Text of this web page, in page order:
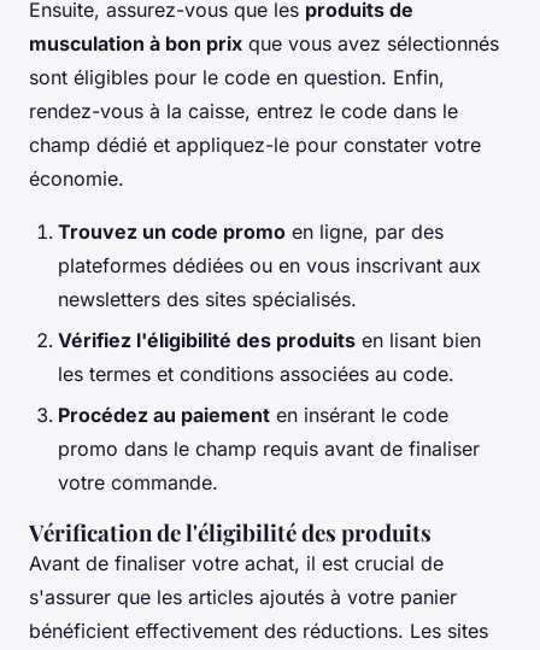
Ensuite, assurez-vous que les produits de
musculation à bon prix que vous avez sélectionnés
sont éligibles pour le code en question. Enfin,
rendez-vous à la caisse, entrez le code dans le
champ dédié et appliquez-le pour constater votre
économie.
Trouvez un code promo en ligne, par des
plateformes dédiées ou en vous inscrivant aux
newsletters des sites spécialisés.
Vérifiez l'éligibilité des produits en lisant bien
les termes et conditions associées au code.
Procédez au paiement en insérant le code
promo dans le champ requis avant de finaliser
votre commande.
Vérification de l'éligibilité des produits
Avant de finaliser votre achat, il est crucial de
s'assurer que les articles ajoutés à votre panier
bénéficient effectivement des réductions. Les sites